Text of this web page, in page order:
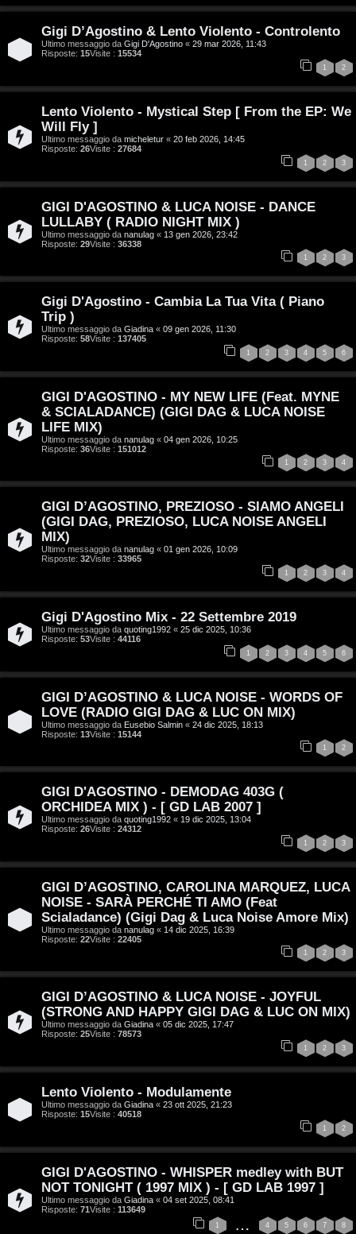
e
n
z
a
r
i
s
o
t
a
A
g
m
n
i
a
t
t
v
C
c
a
A
Gigi D’Agostino & Lento Violento - Controlento
Ultimo messaggio da Gigi D'Agostino « 29 mar 2026, 11:43
Risposte: 15Visite : 15534
1 2
Lento Violento - Mystical Step [ From the EP: We
Will Fly ]
Ultimo messaggio da micheletur « 20 feb 2026, 14:45
Risposte: 26Visite : 27684
1 2 3
GIGI D'AGOSTINO & LUCA NOISE - DANCE
LULLABY ( RADIO NIGHT MIX )
Ultimo messaggio da nanulag « 13 gen 2026, 23:42
Risposte: 29Visite : 36338
1 2 3
Gigi D'Agostino - Cambia La Tua Vita ( Piano
Trip )
Ultimo messaggio da Giadina « 09 gen 2026, 11:30
Risposte: 58Visite : 137405
1 2 3 4 5 6
GIGI D'AGOSTINO - MY NEW LIFE (Feat. MYNE
& SCIALADANCE) (GIGI DAG & LUCA NOISE
LIFE MIX)
Ultimo messaggio da nanulag « 04 gen 2026, 10:25
Risposte: 36Visite : 151012
1 2 3 4
GIGI D’AGOSTINO, PREZIOSO - SIAMO ANGELI
(GIGI DAG, PREZIOSO, LUCA NOISE ANGELI
MIX)
Ultimo messaggio da nanulag « 01 gen 2026, 10:09
Risposte: 32Visite : 33965
1 2 3 4
Gigi D'Agostino Mix - 22 Settembre 2019
Ultimo messaggio da quoting1992 « 25 dic 2025, 10:36
Risposte: 53Visite : 44116
1 2 3 4 5 6
GIGI D’AGOSTINO & LUCA NOISE - WORDS OF
LOVE (RADIO GIGI DAG & LUC ON MIX)
Ultimo messaggio da Eusebio Salmin « 24 dic 2025, 18:13
Risposte: 13Visite : 15144
1 2
GIGI D'AGOSTINO - DEMODAG 403G (
ORCHIDEA MIX ) - [ GD LAB 2007 ]
Ultimo messaggio da quoting1992 « 19 dic 2025, 13:04
Risposte: 26Visite : 24312
1 2 3
GIGI D’AGOSTINO, CAROLINA MARQUEZ, LUCA
NOISE - SARÀ PERCHÉ TI AMO (Feat
Scialadance) (Gigi Dag & Luca Noise Amore Mix)
Ultimo messaggio da nanulag « 14 dic 2025, 16:39
Risposte: 22Visite : 22405
1 2 3
GIGI D’AGOSTINO & LUCA NOISE - JOYFUL
(STRONG AND HAPPY GIGI DAG & LUC ON MIX)
Ultimo messaggio da Giadina « 05 dic 2025, 17:47
Risposte: 25Visite : 78573
1 2 3
Lento Violento - Modulamente
Ultimo messaggio da Giadina « 23 ott 2025, 21:23
Risposte: 15Visite : 40518
1 2
GIGI D'AGOSTINO - WHISPER medley with BUT
NOT TONIGHT ( 1997 MIX ) - [ GD LAB 1997 ]
Ultimo messaggio da Giadina « 04 set 2025, 08:41
Risposte: 71Visite : 113649
1 … 4 5 6 7 8
i
g
D
A
g
o
s
i
o
n
o
r
s
a
C
/
n
i
i
/
D
i
g
i
t
l